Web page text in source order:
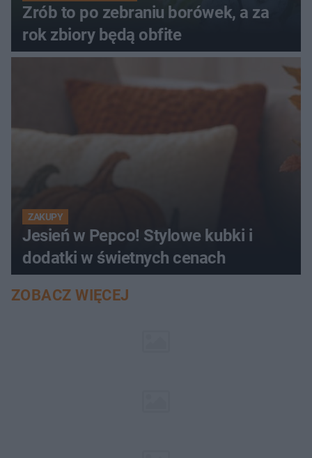
Zrób to po zebraniu borówek, a za
rok zbiory będą obfite
ZAKUPY
Jesień w Pepco! Stylowe kubki i
dodatki w świetnych cenach
ZOBACZ WIĘCEJ